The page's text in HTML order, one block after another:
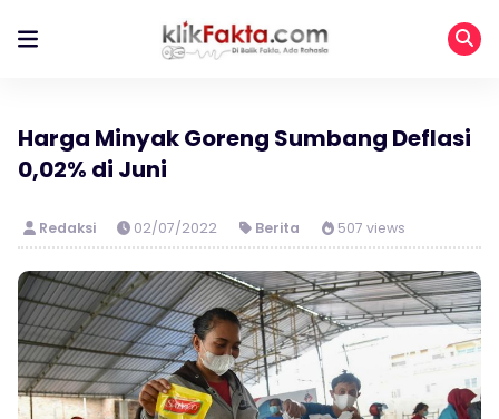
Harga Minyak Goreng Sumbang Deflasi
0,02% di Juni
Redaksi 02/07/2022 Berita 507 views